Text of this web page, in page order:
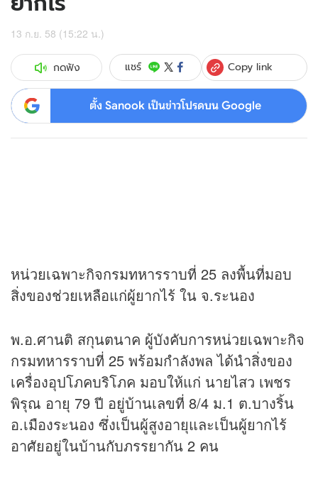
13 ก.ย. 58 (15:22 น.)
กดฟัง แชร์ Copy link
ตั้ง Sanook เป็นข่าวโปรดบน Google
หน่วยเฉพาะกิจกรมทหารราบที่ 25 ลงพื้นที่มอบ
สิ่งของช่วยเหลือแก่ผู้ยากไร้ ใน จ.ระนอง
พ.อ.ศานติ สกุนตนาค ผู้บังคับการหน่วยเฉพาะกิจ
กรมทหารราบที่ 25 พร้อมกำลังพล ได้นำสิ่งของ
เครื่องอุปโภคบริโภค มอบให้แก่ นายไสว เพชร
พิรุณ อายุ 79 ปี อยู่บ้านเลขที่ 8/4 ม.1 ต.บางริ้น
อ.เมืองระนอง ซึ่งเป็นผู้สูงอายุและเป็นผู้ยากไร้
อาศัยอยู่ในบ้านกับภรรยากัน 2 คน